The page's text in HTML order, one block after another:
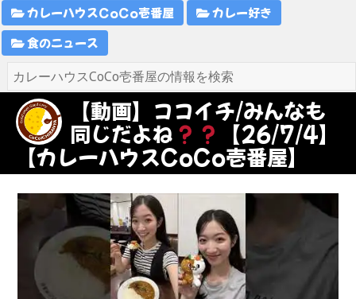
カレーハウスCoCo壱番屋
カレー好き
食のニュース
【動画】ココイチ/みんなも
同じだよね 【26/7/4】
【カレーハウスCoCo壱番屋】